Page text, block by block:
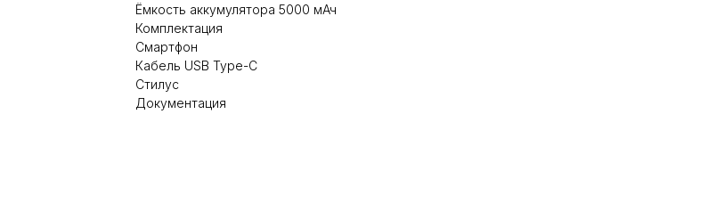
Ёмкость аккумулятора 5000 мАч
Комплектация
Смартфон
Кабель USB Type-C
Стилус
Документация